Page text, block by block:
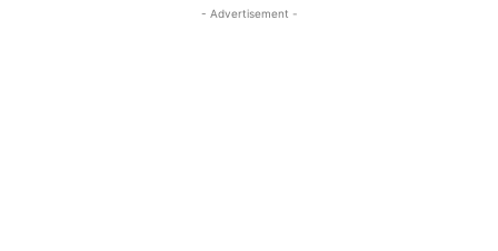
- Advertisement -